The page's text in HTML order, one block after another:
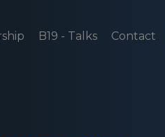
B19 - Talks Contact